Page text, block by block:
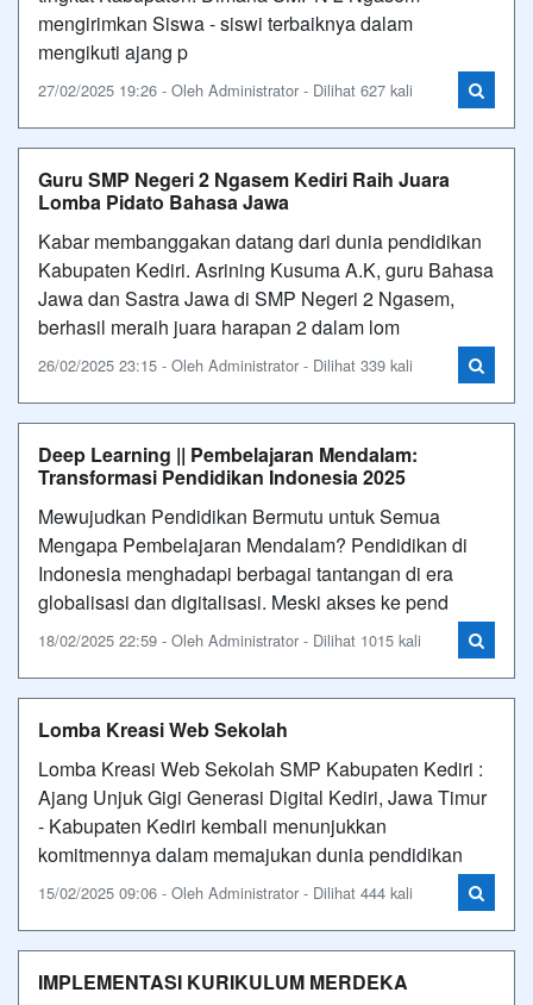
mengirimkan Siswa - siswi terbaiknya dalam
mengikuti ajang p
27/02/2025 19:26 - Oleh Administrator - Dilihat 627 kali
Guru SMP Negeri 2 Ngasem Kediri Raih Juara
Lomba Pidato Bahasa Jawa
Kabar membanggakan datang dari dunia pendidikan
Kabupaten Kediri. Asrining Kusuma A.K, guru Bahasa
Jawa dan Sastra Jawa di SMP Negeri 2 Ngasem,
berhasil meraih juara harapan 2 dalam lom
26/02/2025 23:15 - Oleh Administrator - Dilihat 339 kali
Deep Learning || Pembelajaran Mendalam:
Transformasi Pendidikan Indonesia 2025
Mewujudkan Pendidikan Bermutu untuk Semua
Mengapa Pembelajaran Mendalam? Pendidikan di
Indonesia menghadapi berbagai tantangan di era
globalisasi dan digitalisasi. Meski akses ke pend
18/02/2025 22:59 - Oleh Administrator - Dilihat 1015 kali
Lomba Kreasi Web Sekolah
Lomba Kreasi Web Sekolah SMP Kabupaten Kediri :
Ajang Unjuk Gigi Generasi Digital Kediri, Jawa Timur
- Kabupaten Kediri kembali menunjukkan
komitmennya dalam memajukan dunia pendidikan
15/02/2025 09:06 - Oleh Administrator - Dilihat 444 kali
IMPLEMENTASI KURIKULUM MERDEKA